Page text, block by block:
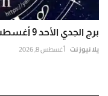
برج الجدي الأحد 9 أغسطس 2026: انضباط وإنجازات عملية
يلا نيوز نت أغسطس 8, 2026